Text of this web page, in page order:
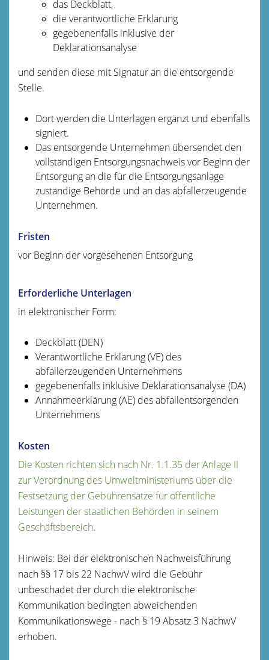
das Deckblatt,
die verantwortliche Erklärung
gegebenenfalls inklusive der
Deklarationsanalyse
und senden diese mit Signatur an die entsorgende
Stelle.
Dort werden die Unterlagen ergänzt und ebenfalls
signiert.
Das entsorgende Unternehmen übersendet den
vollständigen Entsorgungsnachweis vor Beginn der
Entsorgung an die für die Entsorgungsanlage
zuständige Behörde und an das abfallerzeugende
Unternehmen.
Fristen
vor Beginn der vorgesehenen Entsorgung
Erforderliche Unterlagen
in elektronischer Form:
Deckblatt (DEN)
Verantwortliche Erklärung (VE) des
abfallerzeugenden Unternehmens
gegebenenfalls inklusive Deklarationsanalyse (DA)
Annahmeerklärung (AE) des abfallentsorgenden
Unternehmens
Kosten
Die Kosten richten sich nach Nr. 1.1.35 der Anlage II
zur Verordnung des Umweltministeriums über die
Festsetzung der Gebührensätze für öffentliche
Leistungen der staatlichen Behörden in seinem
Geschäftsbereich.
Hinweis: Bei der elektronischen Nachweisführung
nach §§ 17 bis 22 NachwV wird die Gebühr
unbeschadet der durch die elektronische
Kommunikation bedingten abweichenden
Kommunikationswege - nach § 19 Absatz 3 NachwV
erhoben.